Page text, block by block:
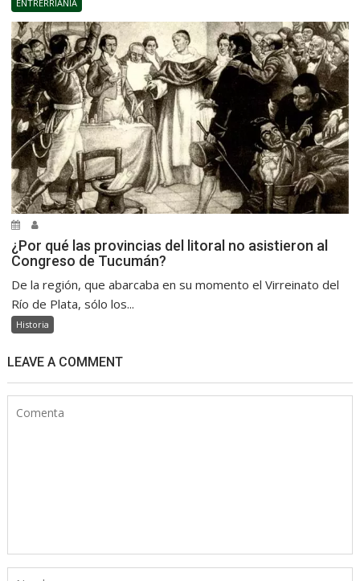
ENTRERRIANÍA
¿Por qué las provincias del litoral no asistieron al
Congreso de Tucumán?
De la región, que abarcaba en su momento el Virreinato del
Río de Plata, sólo los...
Historia
LEAVE A COMMENT